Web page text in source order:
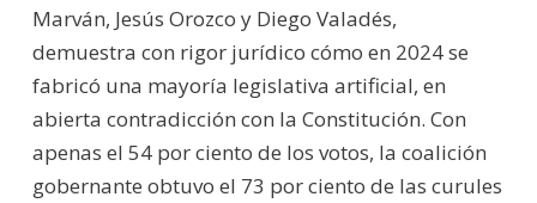
Marván, Jesús Orozco y Diego Valadés,
demuestra con rigor jurídico cómo en 2024 se
fabricó una mayoría legislativa artificial, en
abierta contradicción con la Constitución. Con
apenas el 54 por ciento de los votos, la coalición
gobernante obtuvo el 73 por ciento de las curules